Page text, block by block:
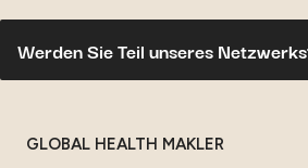
Werden Sie Teil unseres Netzwerks
GLOBAL HEALTH MAKLER